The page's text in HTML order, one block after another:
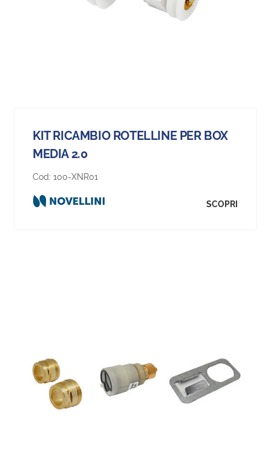
KIT RICAMBIO ROTELLINE PER BOX
MEDIA 2.0
Cod: 100-XNR01
SCOPRI